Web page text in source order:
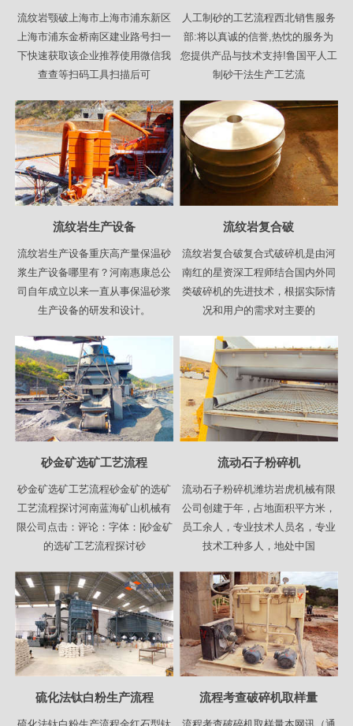
流纹岩颚破上海市上海市浦东新区
上海市浦东金桥南区建业路号扫一
下快速获取该企业推荐使用微信我
查查等扫码工具扫描后可
人工制砂的工艺流程西北销售服务
部:将以真诚的信誉,热忱的服务为
您提供产品与技术支持!鲁国平人工
制砂干法生产工艺流
流纹岩生产设备
流纹岩生产设备重庆高产量保温砂
浆生产设备哪里有？河南惠康总公
司自年成立以来一直从事保温砂浆
生产设备的研发和设计。
流纹岩复合破
流纹岩复合破复合式破碎机是由河
南红的星资深工程师结合国内外同
类破碎机的先进技术，根据实际情
况和用户的需求对主要的
砂金矿选矿工艺流程
砂金矿选矿工艺流程砂金矿的选矿
工艺流程探讨河南蓝海矿山机械有
限公司点击：评论：字体：|砂金矿
的选矿工艺流程探讨砂
流动石子粉碎机
流动石子粉碎机潍坊岩虎机械有限
公司创建于年，占地面积平方米，
员工余人，专业技术人员名，专业
技术工种多人，地处中国
硫化法钛白粉生产流程 流程考查破碎机取样量